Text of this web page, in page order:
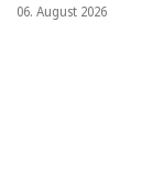
06. August 2026